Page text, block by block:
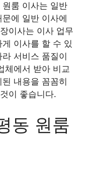
룸 이사는 일반
에 일반 이사에
이사는 이사 업무
이사를 할 수 있
서비스 품질이
체에서 받아 비교
내용을 꼼꼼히
이 좋습니다.
동 원룸